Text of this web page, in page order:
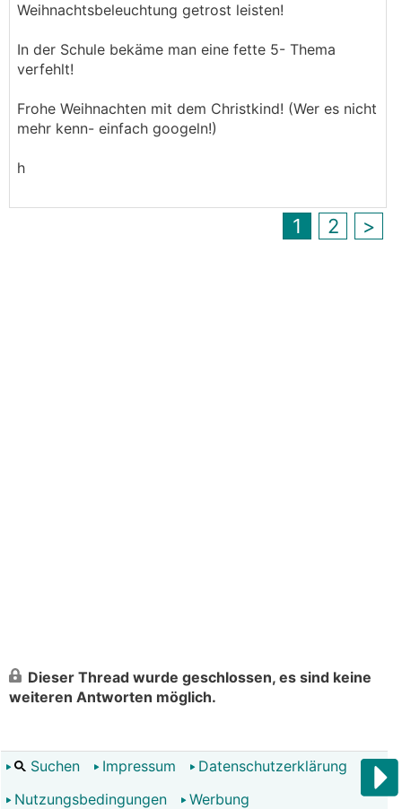
Weihnachtsbeleuchtung getrost leisten!
In der Schule bekäme man eine fette 5- Thema
verfehlt!
Frohe Weihnachten mit dem Christkind! (Wer es nicht
mehr kenn- einfach googeln!)
h
1 2 >
Dieser Thread wurde geschlossen, es sind keine
weiteren Antworten möglich.
Suchen Impressum
Datenschutzerklärung
Nutzungsbedingungen
Werbung